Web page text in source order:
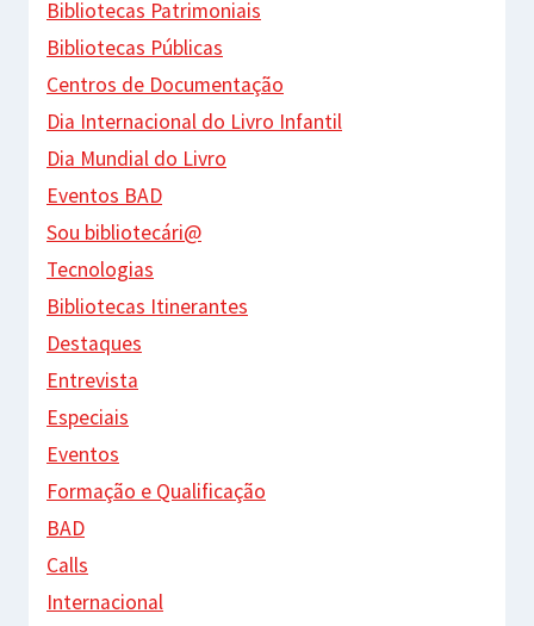
Bibliotecas Patrimoniais
Bibliotecas Públicas
Centros de Documentação
Dia Internacional do Livro Infantil
Dia Mundial do Livro
Eventos BAD
Sou bibliotecári@
Tecnologias
Bibliotecas Itinerantes
Destaques
Entrevista
Especiais
Eventos
Formação e Qualificação
BAD
Calls
Internacional